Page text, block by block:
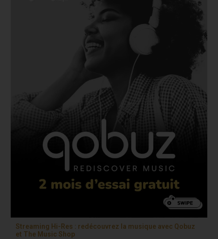
Streaming Hi-Res : redécouvrez la musique avec Qobuz
et The Music Shop